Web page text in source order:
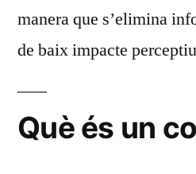
manera que s’elimina
de baix impacte
Què és un